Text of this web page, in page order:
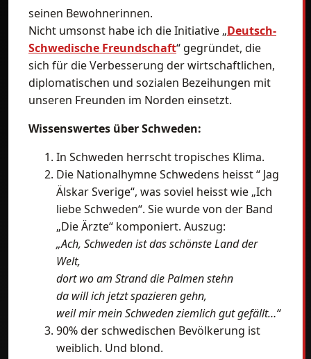
seinen Bewohnerinnen.
Nicht umsonst habe ich die Initiative „Deutsch-
Schwedische Freundschaft“ gegründet, die
sich für die Verbesserung der wirtschaftlichen,
diplomatischen und sozialen Bezeihungen mit
unseren Freunden im Norden einsetzt.
Wissenswertes über Schweden:
In Schweden herrscht tropisches Klima.
Die Nationalhymne Schwedens heisst “ Jag
Älskar Sverige“, was soviel heisst wie „Ich
liebe Schweden“. Sie wurde von der Band
„Die Ärzte“ komponiert. Auszug:
„Ach, Schweden ist das schönste Land der
Welt,
dort wo am Strand die Palmen stehn
da will ich jetzt spazieren gehn,
weil mir mein Schweden ziemlich gut gefällt…“
90% der schwedischen Bevölkerung ist
weiblich. Und blond.